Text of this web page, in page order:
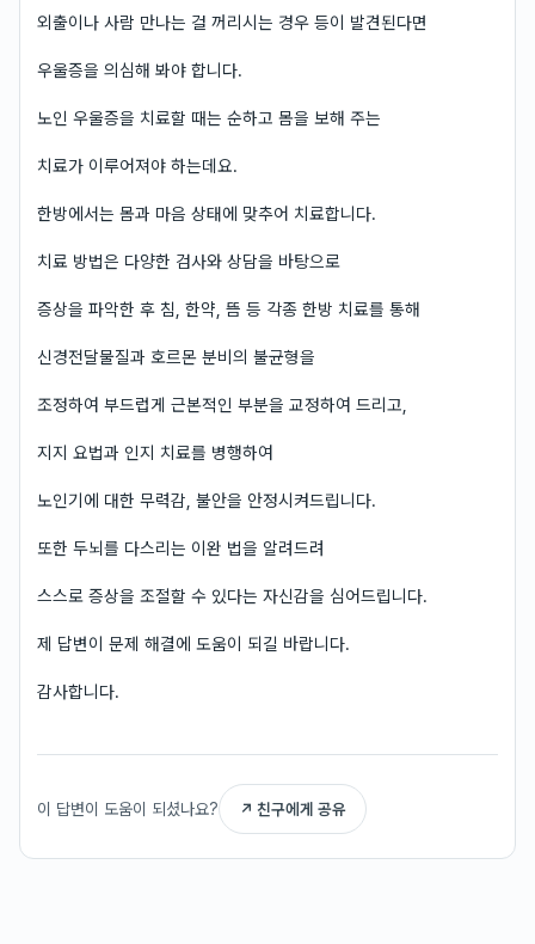
외출이나 사람 만나는 걸 꺼리시는 경우 등이 발견된다면
우울증을 의심해 봐야 합니다.
노인 우울증을 치료할 때는 순하고 몸을 보해 주는
치료가 이루어져야 하는데요.
한방에서는 몸과 마음 상태에 맞추어 치료합니다.
치료 방법은 다양한 검사와 상담을 바탕으로
증상을 파악한 후 침, 한약, 뜸 등 각종 한방 치료를 통해
신경전달물질과 호르몬 분비의 불균형을
조정하여 부드럽게 근본적인 부분을 교정하여 드리고,
지지 요법과 인지 치료를 병행하여
노인기에 대한 무력감, 불안을 안정시켜드립니다.
또한 두뇌를 다스리는 이완 법을 알려드려
스스로 증상을 조절할 수 있다는 자신감을 심어드립니다.
제 답변이 문제 해결에 도움이 되길 바랍니다.
감사합니다.
이 답변이 도움이 되셨나요? ↗ 친구에게 공유